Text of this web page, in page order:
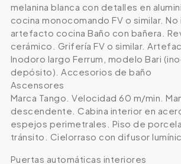
melanina blanca con detalles en
cocina monocomando FV o similar. No
artefacto cocina Baño con bañera.
cerámico. Grifería FV o similar.
Inodoro largo Ferrum, modelo Bari
depósito). Accesorios de baño
Ascensores
Marca Tango. Velocidad 60 m/min.
descendente. Cabina interior en
espejos perimetrales. Piso de
tránsito. Cielorraso con difusor
Puertas automáticas interiores